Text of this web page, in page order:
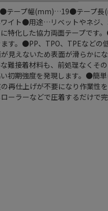
テープ幅(mm)…19●テープ
イト●用途…リベットやネジ
特化した協力両面テープです
す。●PP、TPO、TPEなど
見えないため表面が滑らかに
難接着材料も、前処理なく
初期強度を発現します。●簡
再仕上げが不要になり作業
ーラーなどで圧着するだけで完